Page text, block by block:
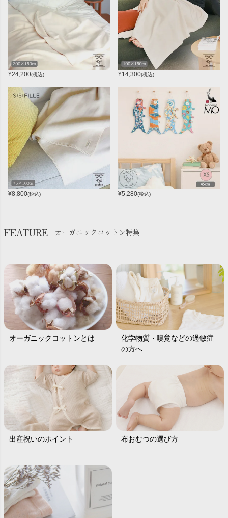
¥24,200(税込) ¥14,300(税込)
¥8,800(税込) ¥5,280(税込)
FEATURE オーガニックコットン特集
オーガニックコットンとは
化学物質・嗅覚などの過敏症
の方へ
出産祝いのポイント 布おむつの選び方